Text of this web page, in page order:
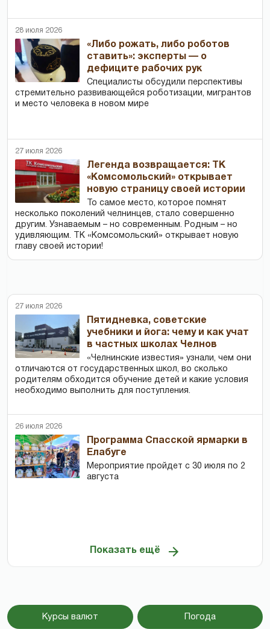
28 июля 2026
«Либо рожать, либо роботов
ставить»: эксперты — о
дефиците рабочих рук
Специалисты обсудили перспективы
стремительно развивающейся роботизации, мигрантов
и место человека в новом мире
27 июля 2026
Легенда возвращается: ТК
«Комсомольский» открывает
новую страницу своей истории
То самое место, которое помнят
несколько поколений челнинцев, стало совершенно
другим. Узнаваемым – но современным. Родным – но
удивляющим. ТК «Комсомольский» открывает новую
главу своей истории!
27 июля 2026
Пятидневка, советские
учебники и йога: чему и как учат
в частных школах Челнов
«Челнинские известия» узнали, чем они
отличаются от государственных школ, во сколько
родителям обходится обучение детей и какие условия
необходимо выполнить для поступления.
26 июля 2026
Программа Спасской ярмарки в
Елабуге
Мероприятие пройдет с 30 июля по 2
августа
Показать ещё
Курсы валют Погода